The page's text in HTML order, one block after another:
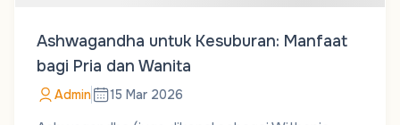
Ashwagandha untuk Kesuburan: Manfaat
bagi Pria dan Wanita
Admin 15 Mar 2026